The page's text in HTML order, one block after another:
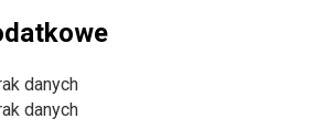
danych
danych